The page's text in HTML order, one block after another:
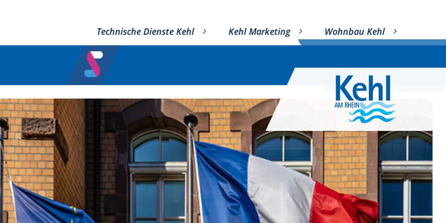
Technische Dienste Kehl Kehl Marketing Wohnbau Kehl